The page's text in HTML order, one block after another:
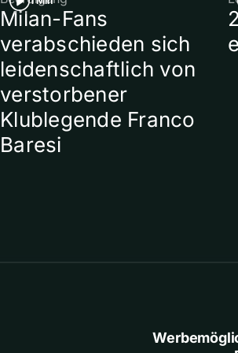
Milan-Fans
verabschieden sich
leidenschaftlich von
verstorbener
Klublegende Franco
Baresi